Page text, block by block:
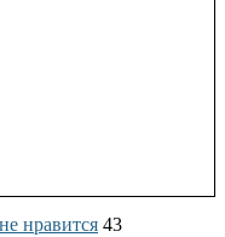
не нравится 43